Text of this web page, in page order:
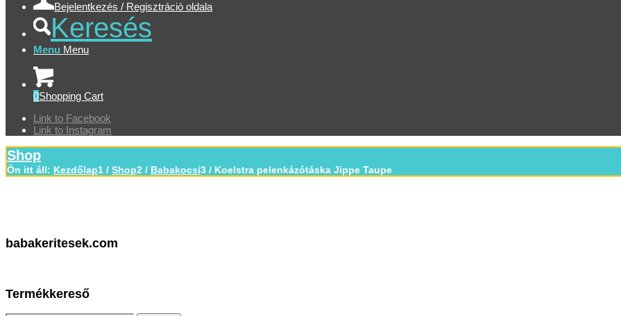
Bejelentkezés / Regisztráció oldala
Keresés
Menu Menu
0Shopping Cart
Link to Facebook
Link to Instagram
Shop
Ön itt áll: Kezdőlap1 / Shop2 / Babakocsi3 / Koelstra pelenkázótáska Jippe Taupe
babakeritesek.com
Termékkereső